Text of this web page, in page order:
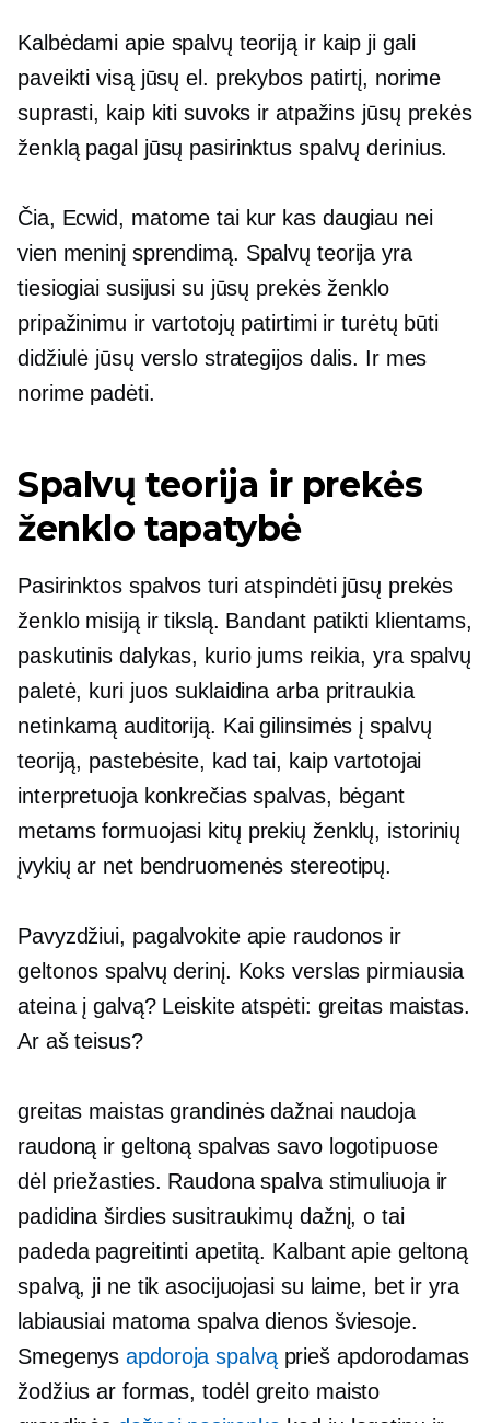
Kalbėdami apie spalvų teoriją ir kaip ji gali
paveikti visą jūsų el. prekybos patirtį, norime
suprasti, kaip kiti suvoks ir atpažins jūsų prekės
ženklą pagal jūsų pasirinktus spalvų derinius.
Čia, Ecwid, matome tai kur kas daugiau nei
vien meninį sprendimą. Spalvų teorija yra
tiesiogiai susijusi su jūsų prekės ženklo
pripažinimu ir vartotojų patirtimi ir turėtų būti
didžiulė jūsų verslo strategijos dalis. Ir mes
norime padėti.
Spalvų teorija ir prekės
ženklo tapatybė
Pasirinktos spalvos turi atspindėti jūsų prekės
ženklo misiją ir tikslą. Bandant patikti klientams,
paskutinis dalykas, kurio jums reikia, yra spalvų
paletė, kuri juos suklaidina arba pritraukia
netinkamą auditoriją. Kai gilinsimės į spalvų
teoriją, pastebėsite, kad tai, kaip vartotojai
interpretuoja konkrečias spalvas, bėgant
metams formuojasi kitų prekių ženklų, istorinių
įvykių ar net bendruomenės stereotipų.
Pavyzdžiui, pagalvokite apie raudonos ir
geltonos spalvų derinį. Koks verslas pirmiausia
ateina į galvą? Leiskite atspėti: greitas maistas.
Ar aš teisus?
greitas maistasgrandinės dažnai naudoja
raudoną ir geltoną spalvas savo logotipuose
dėl priežasties. Raudona spalva stimuliuoja ir
padidina širdies susitraukimų dažnį, o tai
padeda pagreitinti apetitą. Kalbant apie geltoną
spalvą, ji ne tik asocijuojasi su laime, bet ir yra
labiausiai matoma spalva dienos šviesoje.
Smegenysapdoroja spalvąprieš apdorodamas
žodžius ar formas, todėl greito maisto